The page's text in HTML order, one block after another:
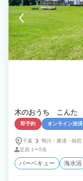
木のおうち こんた
即予約 オンライン決済
千葉 鴨川・ 勝浦・ 御宿
定員 1〜5名
バーベキュー 海水浴